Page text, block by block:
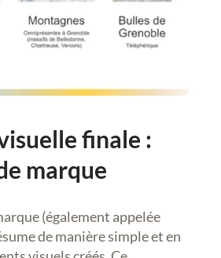
finale :
marque
(également appelée
de manière simple et en